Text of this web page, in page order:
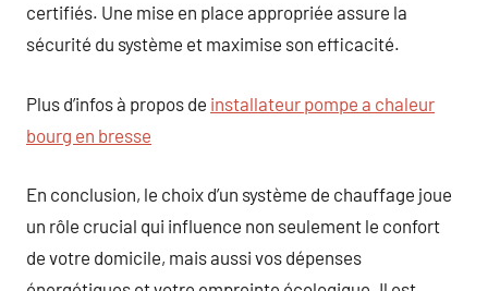
certifiés. Une mise en place appropriée assure la
sécurité du système et maximise son efficacité.
Plus d’infos à propos de installateur pompe a chaleur
bourg en bresse
En conclusion, le choix d’un système de chauffage joue
un rôle crucial qui influence non seulement le confort
de votre domicile, mais aussi vos dépenses